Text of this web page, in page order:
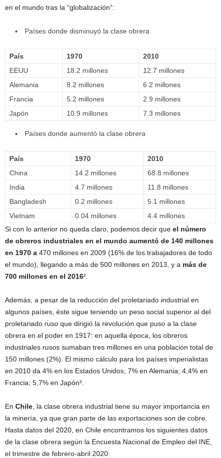
en el mundo tras la “globalización”:
Países donde disminuyó la clase obrera
País 1970
2010
EEUU
18.2 millones
12.7 millones
Alemania
8.2 millones
6.2 millones
Francia
5.2 millones
2.9 millones
Japón
10.9 millones 7.3 millones
Países donde aumentó la clase obrera
País 1970
2010
China
14.2 millones
68.8 millones
India
4.7 millones
11.8 millones
Bangladesh
0.2 millones
5.1 millones
Vietnam
0.04 millones
4.4 millones
Si con lo anterior no queda claro, podemos decir que el número
de obreros industriales en el mundo aumentó de 140 millones
en 1970 a 470 millones en 2009 (16% de los trabajadores de todo
el mundo), llegando a más de 500 millones en 2013, y a más de
700 millones en el 2016².
Además, a pesar de la reducción del proletariado industrial en
algunos países, éste sigue teniendo un peso social superior al del
proletariado ruso que dirigió la revolución que puso a la clase
obrera en el poder en 1917: en aquella época, los obreros
industriales rusos sumaban tres millones en una población total de
150 millones (2%). El mismo cálculo para los países imperialistas
en 2010 da 4% en los Estados Unidos; 7% en Alemania; 4,4% en
Francia; 5,7% en Japón³.
En Chile , la clase obrera industrial tiene su mayor importancia en
la minería, ya que gran parte de las exportaciones son de cobre.
Hasta datos del 2020, en Chile encontramos los siguientes datos
de la clase obrera según la Encuesta Nacional de Empleo del INE,
el trimestre de febrero-abril 2020: